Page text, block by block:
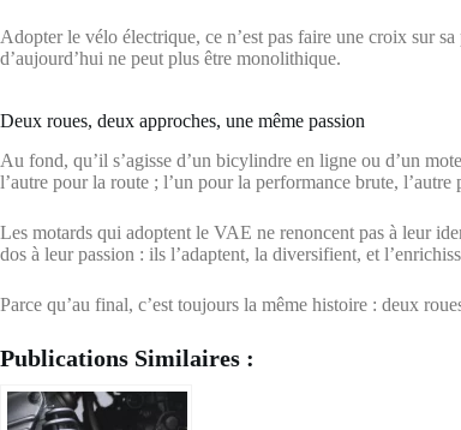
Adopter le vélo électrique, ce n’est pas faire une croix sur
d’aujourd’hui ne peut plus être monolithique.
Deux roues, deux approches, une même passion
Au fond, qu’il s’agisse d’un bicylindre en ligne ou d’un
l’autre pour la route ; l’un pour la performance brute, l’autre
Les motards qui adoptent le VAE ne renoncent pas à leur
dos à leur passion : ils l’adaptent, la diversifient, et
Parce qu’au final, c’est toujours la même histoire : deux
Publications Similaires :